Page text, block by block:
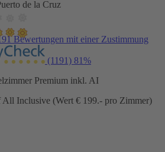
de la Cruz
Bewertungen mit einer Zustimmung
(1191) 81%
Premium inkl. AI
All Inclusive (Wert € 199.- pro Zimmer)